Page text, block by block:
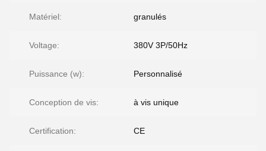
Matériel: granulés
Voltage: 380V 3P/50Hz
Puissance (w): Personnalisé
Conception de vis: à vis unique
Certification: CE